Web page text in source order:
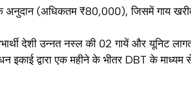
(अधिकतम ₹80,000), जिसमें गाय
देशी उन्नत नस्ल की 02 गायें और यूनिट
इकाई द्वारा एक महीने के भीतर DBT के